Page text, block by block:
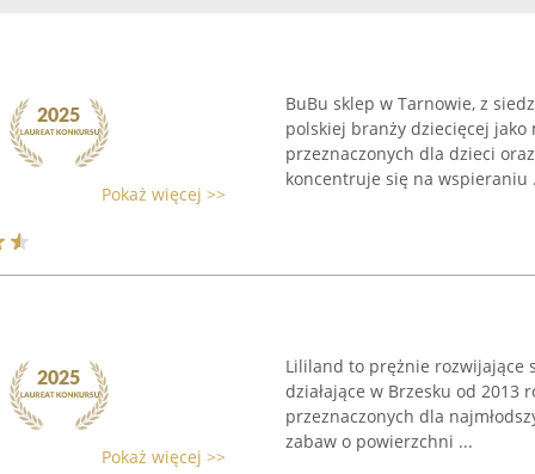
Pokaż więcej >>
BuBu sklep w Tarnowie, z
polskiej branży dziecięcej jako
przeznaczonych dla dzieci
koncentruje się na wspieraniu
Pokaż więcej >>
Lililand to prężnie rozwijające
działające w Brzesku od
przeznaczonych dla
zabaw o powierzchni ...